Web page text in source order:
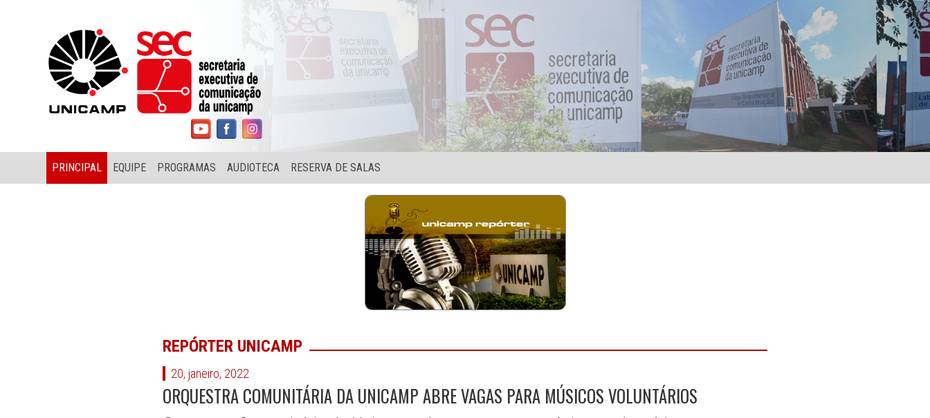
PRINCIPAL EQUIPE PROGRAMAS AUDIOTECA RESERVA DE SALAS
REPÓRTER UNICAMP
20, janeiro, 2022
ORQUESTRA COMUNITÁRIA DA UNICAMP ABRE VAGAS PARA MÚSICOS VOLUNTÁRIOS